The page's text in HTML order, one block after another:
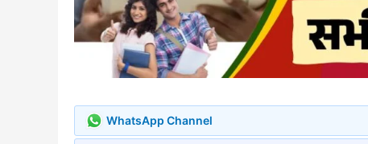
WhatsApp Channel